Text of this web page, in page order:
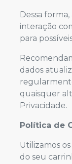
Dessa
interação
para
dados
quaisquer
Privacidade.
Política de
Utilizamos
do seu